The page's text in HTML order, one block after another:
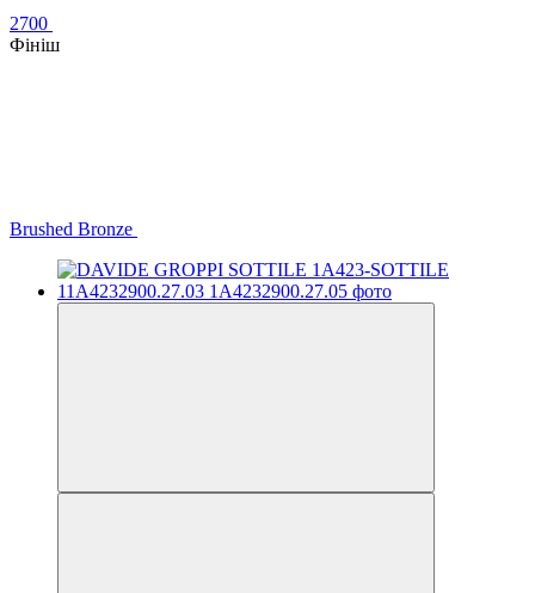
2700
Фініш
Brushed Bronze